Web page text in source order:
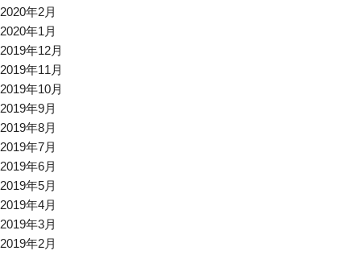
2020年2月
2020年1月
2019年12月
2019年11月
2019年10月
2019年9月
2019年8月
2019年7月
2019年6月
2019年5月
2019年4月
2019年3月
2019年2月